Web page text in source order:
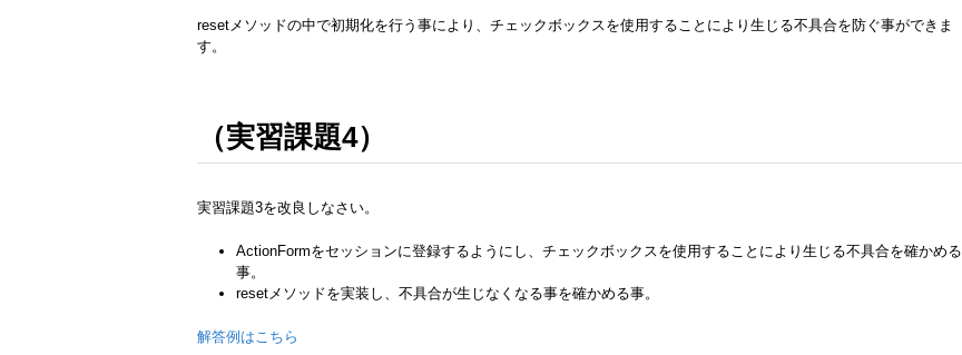
resetメソッドの中で初期化を行う事により、チェックボックスを使用することにより生じる不具合を防ぐ事ができま
す。
（実習課題4）
実習課題3を改良しなさい。
ActionFormをセッションに登録するようにし、チェックボックスを使用することにより生じる不具合を確かめる
事。
resetメソッドを実装し、不具合が生じなくなる事を確かめる事。
解答例はこちら